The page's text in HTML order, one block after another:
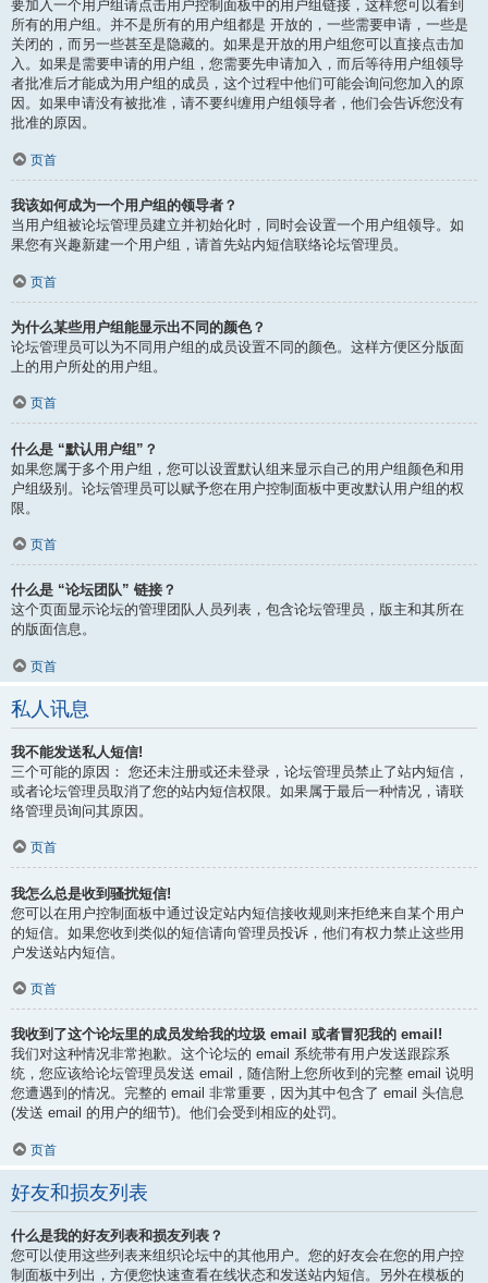
要加入一个用户组请点击用户控制面板中的用户组链接，这样您可以看到
所有的用户组。并不是所有的用户组都是 开放的，一些需要申请，一些是
关闭的，而另一些甚至是隐藏的。如果是开放的用户组您可以直接点击加
入。如果是需要申请的用户组，您需要先申请加入，而后等待用户组领导
者批准后才能成为用户组的成员，这个过程中他们可能会询问您加入的原
因。如果申请没有被批准，请不要纠缠用户组领导者，他们会告诉您没有
批准的原因。
页首
我该如何成为一个用户组的领导者？
当用户组被论坛管理员建立并初始化时，同时会设置一个用户组领导。如
果您有兴趣新建一个用户组，请首先站内短信联络论坛管理员。
页首
为什么某些用户组能显示出不同的颜色？
论坛管理员可以为不同用户组的成员设置不同的颜色。这样方便区分版面
上的用户所处的用户组。
页首
什么是 “默认用户组”？
如果您属于多个用户组，您可以设置默认组来显示自己的用户组颜色和用
户组级别。论坛管理员可以赋予您在用户控制面板中更改默认用户组的权
限。
页首
什么是 “论坛团队” 链接？
这个页面显示论坛的管理团队人员列表，包含论坛管理员，版主和其所在
的版面信息。
页首
私人讯息
我不能发送私人短信!
三个可能的原因： 您还未注册或还未登录，论坛管理员禁止了站内短信，
或者论坛管理员取消了您的站内短信权限。如果属于最后一种情况，请联
络管理员询问其原因。
页首
我怎么总是收到骚扰短信!
您可以在用户控制面板中通过设定站内短信接收规则来拒绝来自某个用户
的短信。如果您收到类似的短信请向管理员投诉，他们有权力禁止这些用
户发送站内短信。
页首
我收到了这个论坛里的成员发给我的垃圾 email 或者冒犯我的 email!
我们对这种情况非常抱歉。这个论坛的 email 系统带有用户发送跟踪系
统，您应该给论坛管理员发送 email，随信附上您所收到的完整 email 说明
您遭遇到的情况。完整的 email 非常重要，因为其中包含了 email 头信息
(发送 email 的用户的细节)。他们会受到相应的处罚。
页首
好友和损友列表
什么是我的好友列表和损友列表？
您可以使用这些列表来组织论坛中的其他用户。您的好友会在您的用户控
制面板中列出，方便您快速查看在线状态和发送站内短信。另外在模板的